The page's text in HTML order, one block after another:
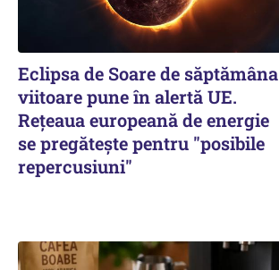
Eclipsa de Soare de săptămâna
viitoare pune în alertă UE.
Rețeaua europeană de energie
se pregătește pentru "posibile
repercusiuni"